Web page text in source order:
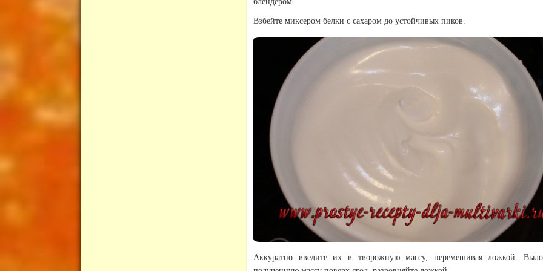
Взбейте миксером белки с сахаром до устойчивых пиков.
Аккуратно введите их в творожную массу, перемешивая ложкой.